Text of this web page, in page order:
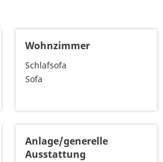
Wohnzimmer
Schlafsofa
Sofa
Anlage/generelle
Ausstattung